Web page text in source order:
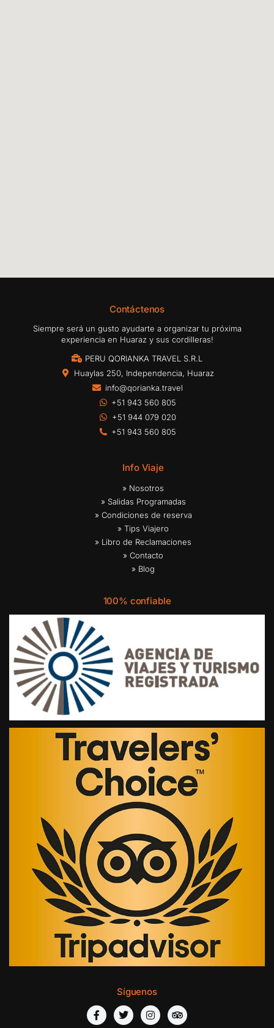
Contáctenos
Siempre será un gusto ayudarte a organizar tu próxima
experiencia en Huaraz y sus cordilleras!
PERU QORIANKA TRAVEL S.R.L
Huaylas 250, Independencia, Huaraz
info@qorianka.travel
+51 943 560 805
+51 944 079 020
+51 943 560 805
Info Viaje
» Nosotros
» Salidas Programadas
» Condiciones de reserva
» Tips Viajero
» Libro de Reclamaciones
» Contacto
» Blog
100% confiable
Síguenos